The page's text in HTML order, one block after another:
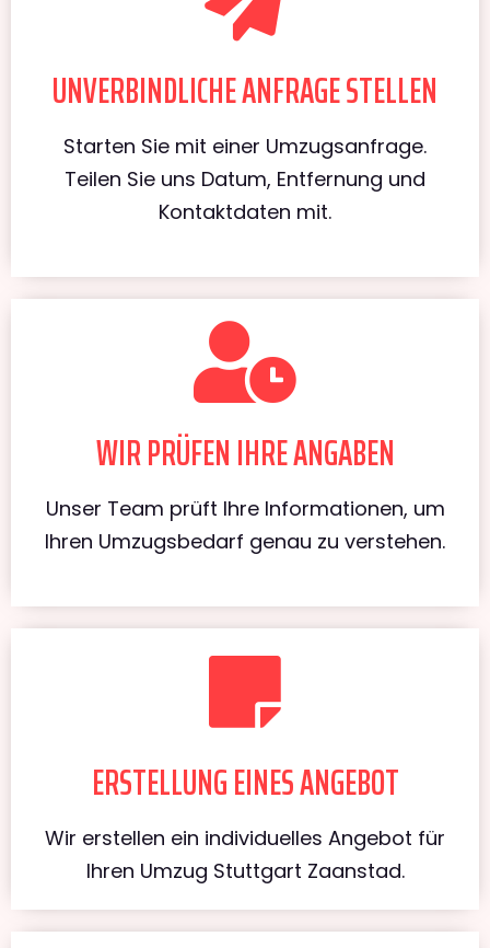
UNVERBINDLICHE ANFRAGE STELLEN
Starten Sie mit einer Umzugsanfrage.
Teilen Sie uns Datum, Entfernung und
Kontaktdaten mit.
WIR PRÜFEN IHRE ANGABEN
Unser Team prüft Ihre Informationen, um
Ihren Umzugsbedarf genau zu verstehen.
ERSTELLUNG EINES ANGEBOT
Wir erstellen ein individuelles Angebot für
Ihren Umzug Stuttgart Zaanstad.